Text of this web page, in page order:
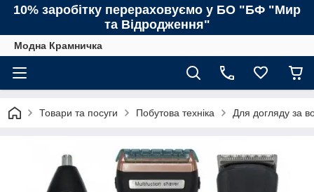
10% заробітку перераховуємо у БО "БФ "Мир
та Відродження"
Модна Крамничка
Товари та посуги Побутова техніка Для догляду за